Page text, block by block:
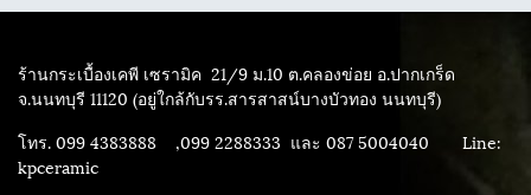
ร้านกระเบื้องเคพี เซรามิค 21/9 ม.10 ต.คลองข่อย อ.ปากเกร็ด
จ.นนทบุรี 11120 (อยู่ใกล้กับรร.สารสาสน์บางบัวทอง นนทบุรี)
โทร. 099 4383888 ,099 2288333 และ 087 5004040 Line:
kpceramic